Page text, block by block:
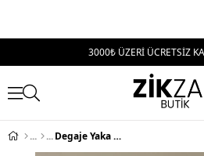
3000₺ ÜZERİ ÜCRETSİZ
Degaje Yaka Sırt Ve Yaka Dantel Detay Mini Sandy Elbise Bordo 2104